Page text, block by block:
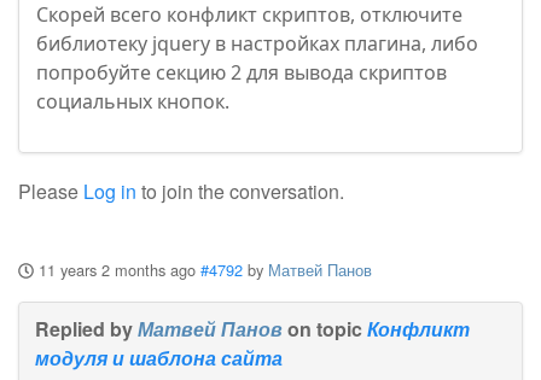
Скорей всего конфликт скриптов, отключите
библиотеку jquery в настройках плагина, либо
попробуйте секцию 2 для вывода скриптов
социальных кнопок.
Please Log in to join the conversation.
11 years 2 months ago #4792 by Матвей Панов
Replied byМатвей Пановon topic Конфликт
модуля и шаблона сайта